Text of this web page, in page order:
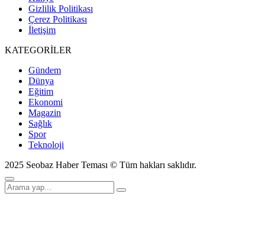
Gizlilik Politikası
Çerez Politikası
İletişim
KATEGORİLER
Gündem
Dünya
Eğitim
Ekonomi
Magazin
Sağlık
Spor
Teknoloji
2025 Seobaz Haber Teması © Tüm hakları saklıdır.